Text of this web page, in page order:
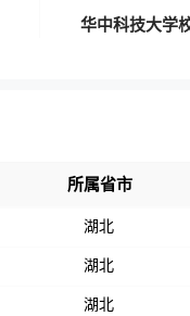
华中科技大学
所属省市
湖北
湖北
湖北